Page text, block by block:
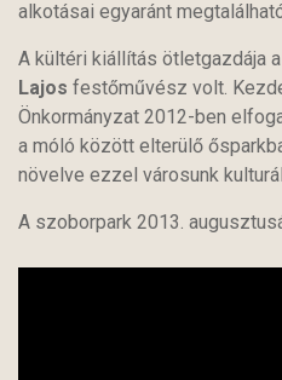
alkotásai egyaránt
A kültéri kiállítás ötletgazdája
Lajos festőművész volt.
Önkormányzat 2012-ben
a móló között elterülő
növelve ezzel városunk
A szoborpark 2013.